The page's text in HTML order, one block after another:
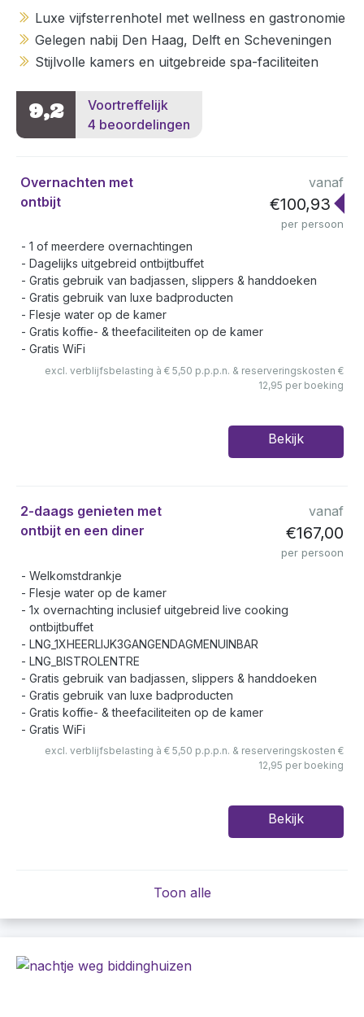
Luxe vijfsterrenhotel met wellness en gastronomie
Gelegen nabij Den Haag, Delft en Scheveningen
Stijlvolle kamers en uitgebreide spa-faciliteiten
9,2
Voortreffelijk
4 beoordelingen
Overnachten met
ontbijt
vanaf
€100,93
per persoon
1 of meerdere overnachtingen
Dagelijks uitgebreid ontbijtbuffet
Gratis gebruik van badjassen, slippers & handdoeken
Gratis gebruik van luxe badproducten
Flesje water op de kamer
Gratis koffie- & theefaciliteiten op de kamer
Gratis WiFi
excl. verblijfsbelasting à € 5,50 p.p.p.n. & reserveringskosten €
12,95 per boeking
Bekijk
2-daags genieten met
ontbijt en een diner
vanaf
€167,00
per persoon
Welkomstdrankje
Flesje water op de kamer
1x overnachting inclusief uitgebreid live cooking
ontbijtbuffet
LNG_1XHEERLIJK3GANGENDAGMENUINBAR
LNG_BISTROLENTRE
Gratis gebruik van badjassen, slippers & handdoeken
Gratis gebruik van luxe badproducten
Gratis koffie- & theefaciliteiten op de kamer
Gratis WiFi
excl. verblijfsbelasting à € 5,50 p.p.p.n. & reserveringskosten €
12,95 per boeking
Bekijk
Toon alle